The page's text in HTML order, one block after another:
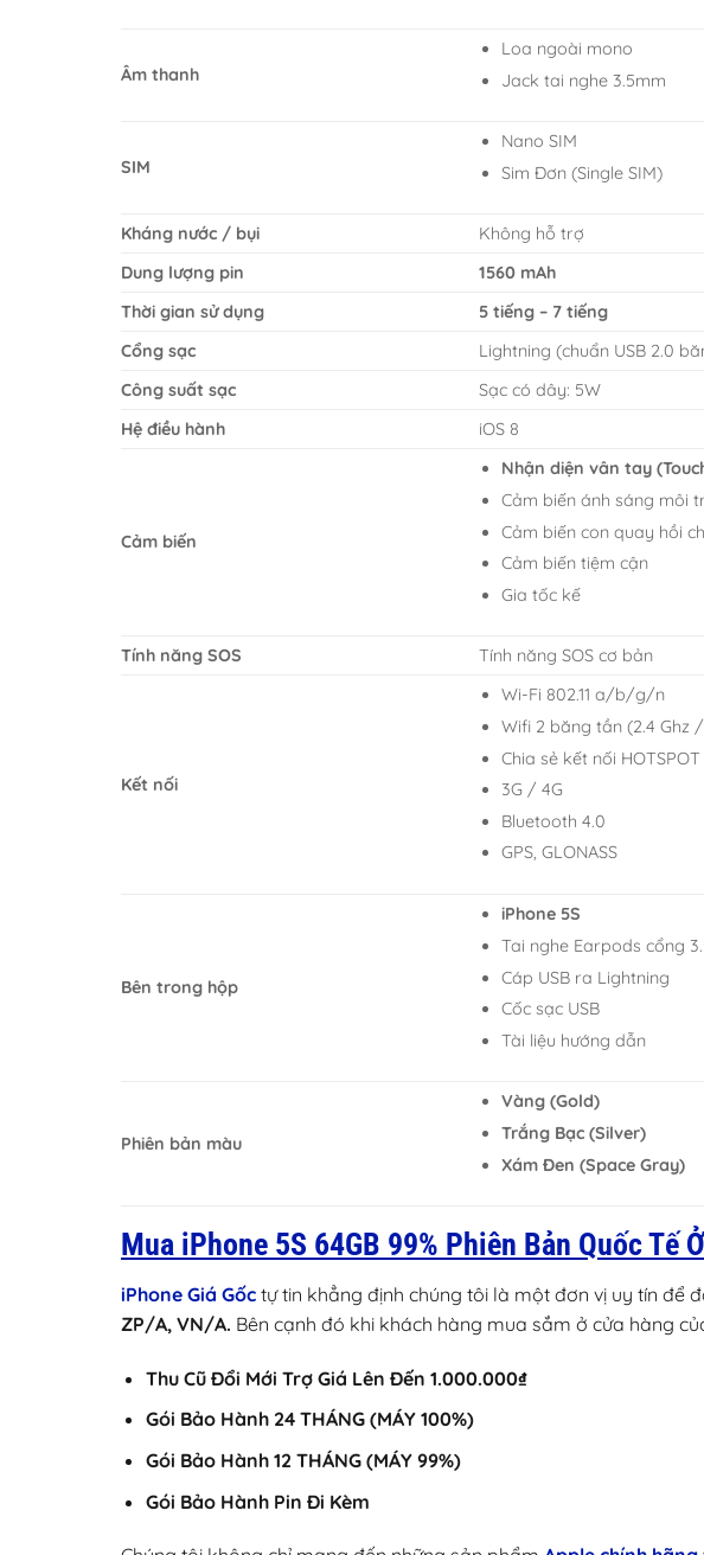
Âm thanh
Loa ngoài mono
Jack tai nghe 3.5mm
SIM
Nano SIM
Sim Đơn (Single SIM)
Kháng nước / bụi
Không hỗ trợ
Dung lượng pin
1560 mAh
Thời gian sử dụng
5 tiếng – 7 tiếng
Cổng sạc
Lightning (chuẩn USB 2.0
Công suất sạc
Sạc có dây: 5W
Hệ điều hành
iOS 8
Cảm biến
Nhận diện vân tay
Cảm biến ánh sáng môi
Cảm biến con quay hồi
Cảm biến tiệm cận
Gia tốc kế
Tính năng SOS Tính năng SOS cơ bản
Kết nối
Wi-Fi 802.11 a/b/g/n
Wifi 2 băng tần (2.4 Ghz
Chia sẻ kết nối HOTSPOT
3G / 4G
Bluetooth 4.0
GPS, GLONASS
Bên trong hộp
iPhone 5S
Tai nghe Earpods cổng
Cáp USB ra Lightning
Cốc sạc USB
Tài liệu hướng dẫn
Phiên bản màu
Vàng (Gold)
Trắng Bạc (Silver)
Xám Đen (Space Gray)
Mua iPhone 5S 64GB 99% Phiên Bản Quốc Tế
iPhone Giá Gốc tự tin khẳng định chúng tôi là một đơn vị uy tín để
ZP/A, VN/A. Bên cạnh đó khi khách hàng mua sắm ở cửa hàng
Thu Cũ Đổi Mới Trợ Giá Lên Đến 1.000.000₫
Gói Bảo Hành 24 THÁNG (MÁY 100%)
Gói Bảo Hành 12 THÁNG (MÁY 99%)
Gói Bảo Hành Pin Đi Kèm